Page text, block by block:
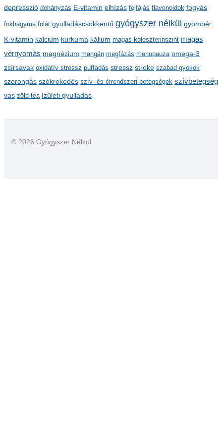
u
m
depresszió dohányzás E-vitamin elhízás fejfájás flavonoidok fogyás
fokhagyma folát gyulladáscsökkentő gyógyszer nélkül gyömbér
K-vitamin kalcium kurkuma kálium magas koleszterinszint magas
vérnyomás magnézium mangán megfázás menopauza omega-3
zsírsavak oxidatív stressz puffadás stressz stroke szabad gyökök
szorongás székrekedés szív- és érrendszeri betegségek szívbetegség
vas zöld tea ízületi gyulladás
© 2026 Gyógyszer Nélkül